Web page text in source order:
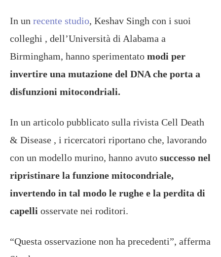
In un recente studio, Keshav Singh con i suoi
colleghi , dell’Università di Alabama a
Birmingham, hanno sperimentato modi per
invertire una mutazione del DNA che porta a
disfunzioni mitocondriali.
In un articolo pubblicato sulla rivista Cell Death
& Disease , i ricercatori riportano che, lavorando
con un modello murino, hanno avuto successo nel
ripristinare la funzione mitocondriale,
invertendo in tal modo le rughe e la perdita di
capelli osservate nei roditori.
“Questa osservazione non ha precedenti”, afferma